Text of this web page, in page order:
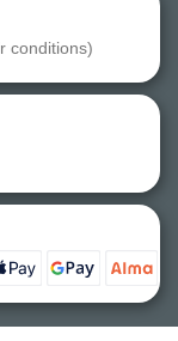
conditions)